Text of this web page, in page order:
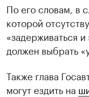
По его словам, в
которой
«задерживаться
должен выбрать
Также глава
могут ездить на